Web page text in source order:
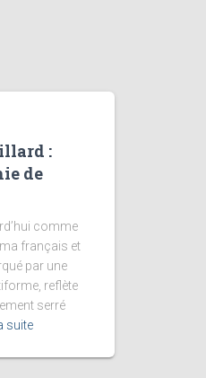
:
de
comme
français et
par une
reflète
serré
suite